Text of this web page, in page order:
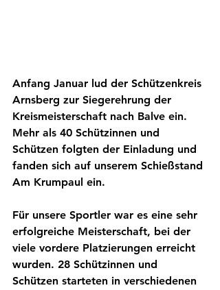
Anfang Januar lud der Schützenkreis
Arnsberg zur Siegerehrung der
Kreismeisterschaft nach Balve ein.
Mehr als 40 Schützinnen und
Schützen folgten der Einladung und
fanden sich auf unserem Schießstand
Am Krumpaul ein.
Für unsere Sportler war es eine sehr
erfolgreiche Meisterschaft, bei der
viele vordere Platzierungen erreicht
wurden. 28 Schützinnen und
Schützen starteten in verschiedenen